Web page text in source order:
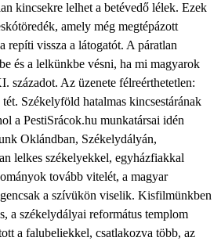
kincsekre lelhet a betévedő lélek. Ezek
amely még megtépázott
repíti vissza a látogatót. A páratlan
és a lelkünkbe vésni, ha mi magyarok
századot. Az üzenete félreérthetetlen:
Székelyföld hatalmas kincsestárának
a PestiSrácok.hu munkatársai idén
Oklándban, Székelydályán,
lelkes székelyekkel, egyházfiakkal
tovább vitelét, a magyar
a szívükön viselik. Kisfilmünkben
a székelydályai református templom
a falubeliekkel, csatlakozva több, az